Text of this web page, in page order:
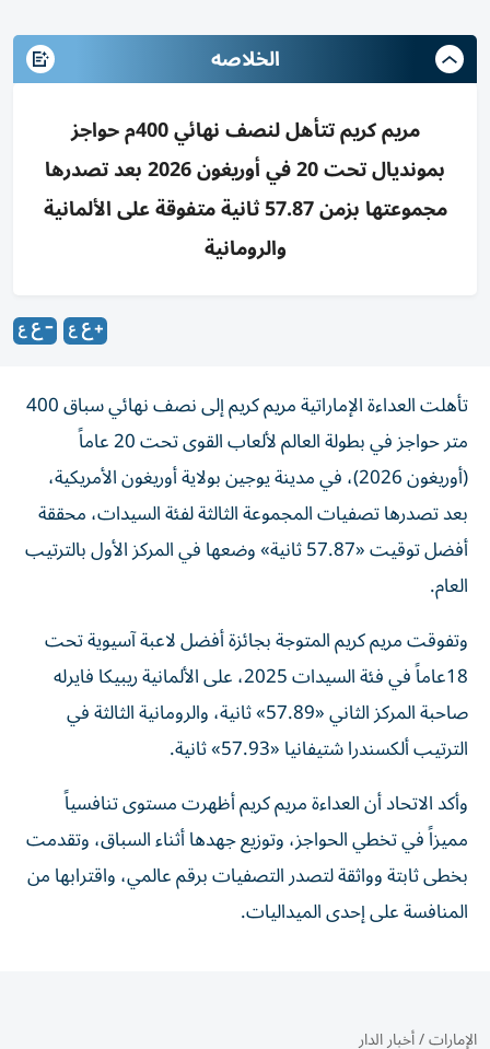
الخلاصه
مريم كريم تتأهل لنصف نهائي 400م حواجز
بمونديال تحت 20 في أوريغون 2026 بعد تصدرها
مجموعتها بزمن 57.87 ثانية متفوقة على الألمانية
والرومانية
تأهلت العداءة الإماراتية مريم كريم إلى نصف نهائي سباق 400
متر حواجز في بطولة العالم لألعاب القوى تحت 20 عاماً
(أوريغون 2026)، في مدينة يوجين بولاية أوريغون الأمريكية،
بعد تصدرها تصفيات المجموعة الثالثة لفئة السيدات، محققة
أفضل توقيت «57.87 ثانية» وضعها في المركز الأول بالترتيب
العام.
وتفوقت مريم كريم المتوجة بجائزة أفضل لاعبة آسيوية تحت
18عاماً في فئة السيدات 2025، على الألمانية ريبيكا فايرله
صاحبة المركز الثاني «57.89» ثانية، والرومانية الثالثة في
الترتيب ألكسندرا شتيفانيا «57.93» ثانية.
وأكد الاتحاد أن العداءة مريم كريم أظهرت مستوى تنافسياً
مميزاً في تخطي الحواجز، وتوزيع جهدها أثناء السباق، وتقدمت
بخطى ثابتة وواثقة لتصدر التصفيات برقم عالمي، واقترابها من
المنافسة على إحدى الميداليات.
الإمارات/أخبار الدار